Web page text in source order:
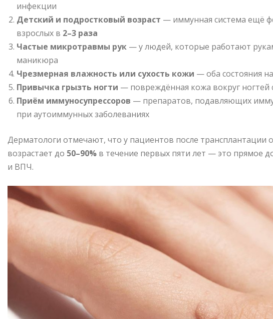
инфекции
Детский и подростковый возраст — иммунная система ещё
взрослых в 2–3 раза
Частые микротравмы рук — у людей, которые работают
маникюра
Чрезмерная влажность или сухость кожи — оба состояния
Привычка грызть ногти — повреждённая кожа вокруг ногтей
Приём иммуносупрессоров — препаратов, подавляющих
при аутоиммунных заболеваниях
Дерматологи отмечают, что у пациентов после трансплантации
возрастает до 50–90% в течение первых пяти лет — это прямое
и ВПЧ.